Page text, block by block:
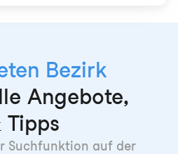
Bezirk
Angebote,
Suchfunktion auf der